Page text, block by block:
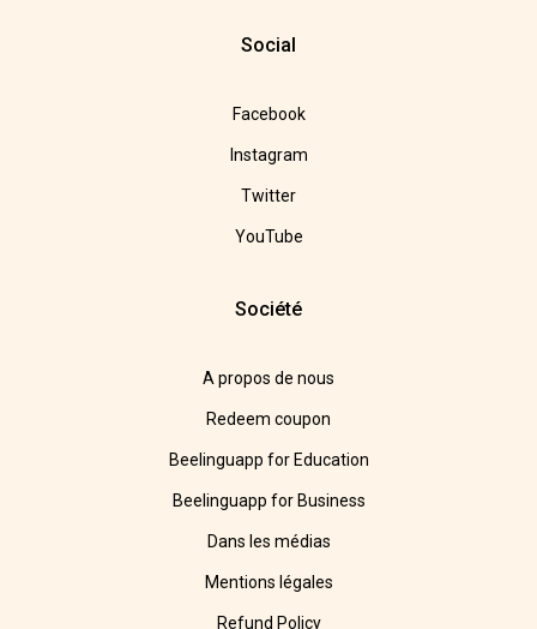
Social
Facebook
Instagram
Twitter
YouTube
Société
A propos de nous
Redeem coupon
Beelinguapp for Education
Beelinguapp for Business
Dans les médias
Mentions légales
Refund Policy